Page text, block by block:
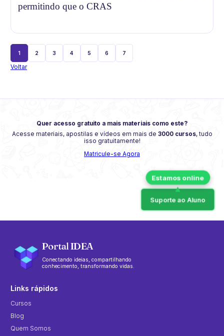
permitindo que o CRAS
1 2 3 4 5 6 7
Voltar
Quer acesso gratuito a mais materiais como este?
Acesse materiais, apostilas e vídeos em mais de 3000 cursos, tudo
isso gratuitamente!
Matricule-se Agora
Suporte ao Aluno
Portal IDEA
Conectando ideias, compartilhando
conhecimento, transformando vidas.
Links rápidos
Cursos
Blog
Quem Somos